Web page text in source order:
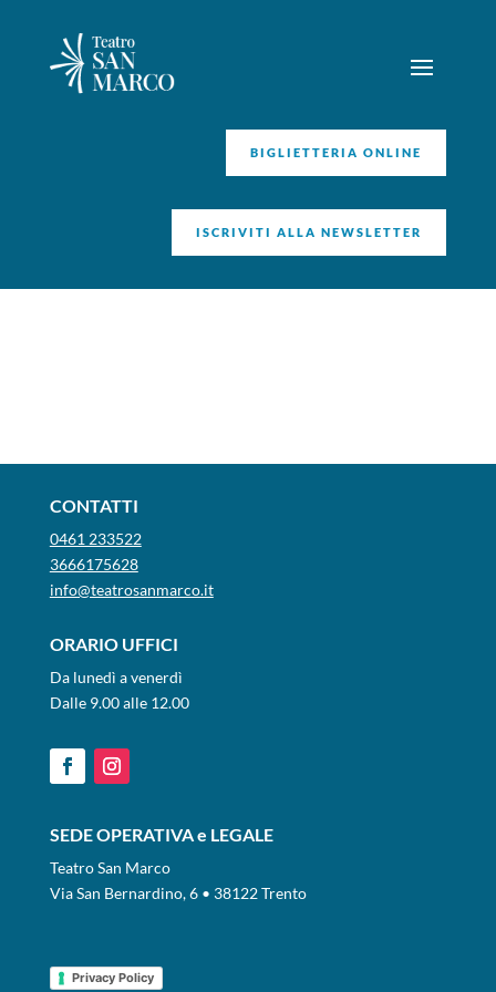
BIGLIETTERIA ONLINE
ISCRIVITI ALLA NEWSLETTER
CONTATTI
0461 233522
3666175628
info@teatrosanmarco.it
ORARIO UFFICI
Da lunedì a venerdì
Dalle 9.00 alle 12.00
SEDE OPERATIVA e LEGALE
Teatro San Marco
Via San Bernardino, 6 • 38122 Trento
Privacy Policy